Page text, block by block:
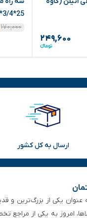
۲۴۹,۶۰۰
25*3/4*25 (کاوه گستر)
۱۷۰,۰۰۰
ارسال به کل کشور
۵۰ سال سابقه‌ درخشان، به
امروز به یکی از